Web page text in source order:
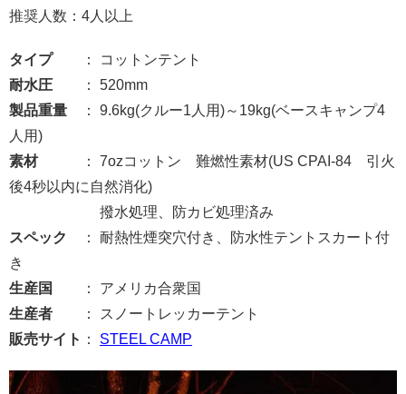
推奨人数：4人以上
タイプ： コットンテント
耐水圧 ： 520mm
製品重量 ： 9.6kg(クルー1人用)～19kg(ベースキャンプ4
人用)
素材： 7ozコットン 難燃性素材(US CPAI-84 引火
後4秒以内に自然消化)
撥水処理、防カビ処理済み
スペック
： 耐熱性煙突穴付き、防水性テントスカート付
き
生産国
： アメリカ合衆国
生産者 ： スノートレッカーテント
販売サイト ： STEEL CAMP